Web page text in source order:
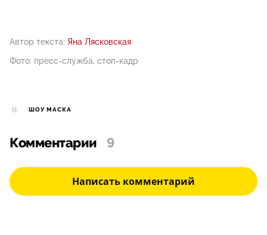
Автор текста: Яна Лясковская
Фото: пресс-служба, стоп-кадр
ШОУ МАСКА
Комментарии 9
Написать комментарий